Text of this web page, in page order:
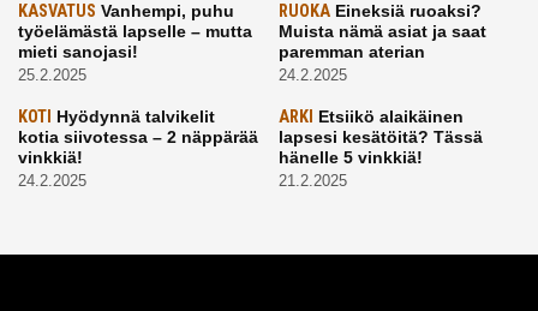
KASVATUS Vanhempi, puhu
työelämästä lapselle – mutta
mieti sanojasi!
25.2.2025
RUOKAEineksiä ruoaksi?
Muista nämä asiat ja saat
paremman aterian
24.2.2025
KOTI Hyödynnä talvikelit
kotia siivotessa – 2 näppärää
vinkkiä!
24.2.2025
ARKI Etsiikö alaikäinen
lapsesi kesätöitä? Tässä
hänelle 5 vinkkiä!
21.2.2025